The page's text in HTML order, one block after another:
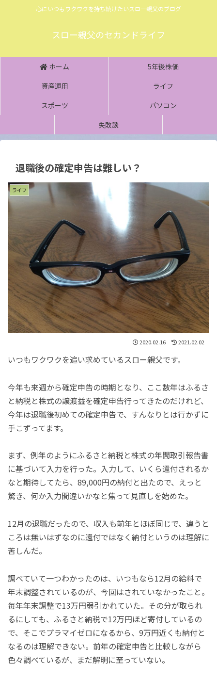
心にいつもワクワクを持ち続けたいスロー親父のブログ
スロー親父のセカンドライフ
ホーム
5年後株価
資産運用
ライフ
スポーツ
パソコン
失敗談
退職後の確定申告は難しい？
ライフ
2020.02.16 2021.02.02
いつもワクワクを追い求めているスロー親父です。
今年も来週から確定申告の時期となり、ここ数年はふるさ
と納税と株式の譲渡益を確定申告行ってきたのだけれど、
今年は退職後初めての確定申告で、すんなりとは行かずに
手こずってます。
まず、例年のようにふるさと納税と株式の年間取引報告書
に基づいて入力を行った。入力して、いくら還付されるか
なと期待してたら、89,000円の納付と出たので、えっと
驚き、何か入力間違いかなと焦って見直しを始めた。
12月の退職だったので、収入も前年とほぼ同じで、違うと
ころは無いはずなのに還付ではなく納付というのは理解に
苦しんだ。
調べていて一つわかったのは、いつもなら12月の給料で
年末調整されているのが、今回はされていなかったこと。
毎年年末調整で13万円弱引かれていた。その分が取られ
るにしても、ふるさと納税で12万円ほど寄付しているの
で、そこでプラマイゼロになるから、9万円近くも納付と
なるのは理解できない。前年の確定申告と比較しながら
色々調べているが、まだ解明に至っていない。